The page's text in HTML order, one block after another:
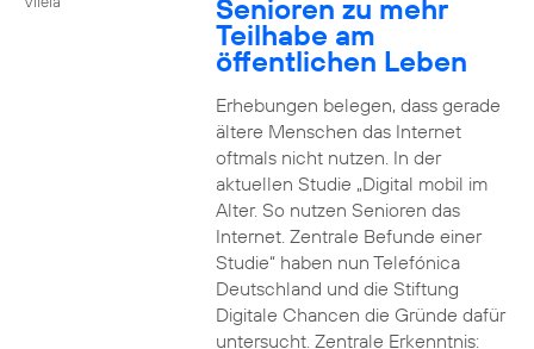
Senioren zu mehr
Teilhabe am
öffentlichen Leben
Erhebungen belegen, dass gerade
ältere Menschen das Internet
oftmals nicht nutzen. In der
aktuellen Studie „Digital mobil im
Alter. So nutzen Senioren das
Internet. Zentrale Befunde einer
Studie“ haben nun Telefónica
Deutschland und die Stiftung
Digitale Chancen die Gründe dafür
untersucht. Zentrale Erkenntnis: